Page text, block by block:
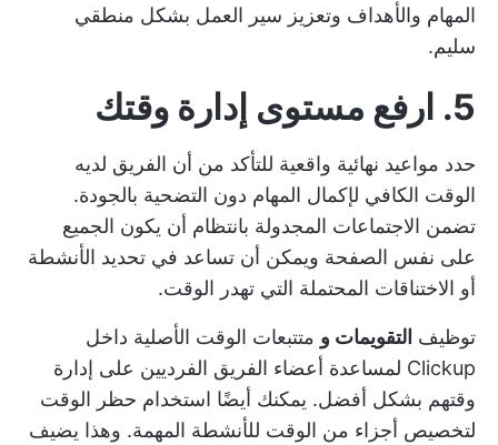
المهام والأهداف وتعزيز سير العمل بشكل منطقي
سليم.
5. ارفع مستوى إدارة وقتك
حدد مواعيد نهائية واقعية للتأكد من أن الفريق لديه
الوقت الكافي لإكمال المهام دون التضحية بالجودة.
تضمن الاجتماعات المجدولة بانتظام أن يكون الجميع
على نفس الصفحة ويمكن أن تساعد في تحديد الأنشطة
أو الاختناقات المحتملة التي تهدر الوقت.
توظيف التقويمات و متتبعات الوقت الأصلية داخل
Clickup لمساعدة أعضاء الفريق الفرديين على إدارة
وقتهم بشكل أفضل. يمكنك أيضًا استخدام حظر الوقت
لتخصيص أجزاء من الوقت للأنشطة المهمة. وهذا يضيف